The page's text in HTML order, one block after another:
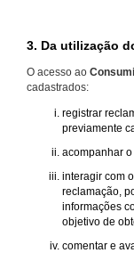
3. Da utilização
O acesso ao
cadastrados:
registrar
previamente
acompanhar
interagir com
reclamação,
informações
objetivo de
comentar e